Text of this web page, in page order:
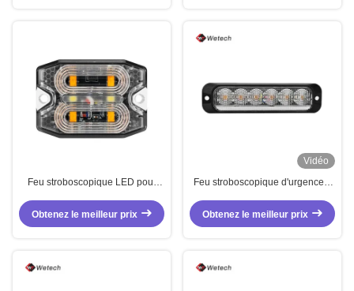
Feu stroboscopique LED pour
Lampe d'avertissement haute
luminosité pour camions,
Obtenez le meilleur prix
Vidéo
Feu stroboscopique d'urgence à
camion, 18W, feux de véhicule
d'urgence à LED
Obtenez le meilleur prix